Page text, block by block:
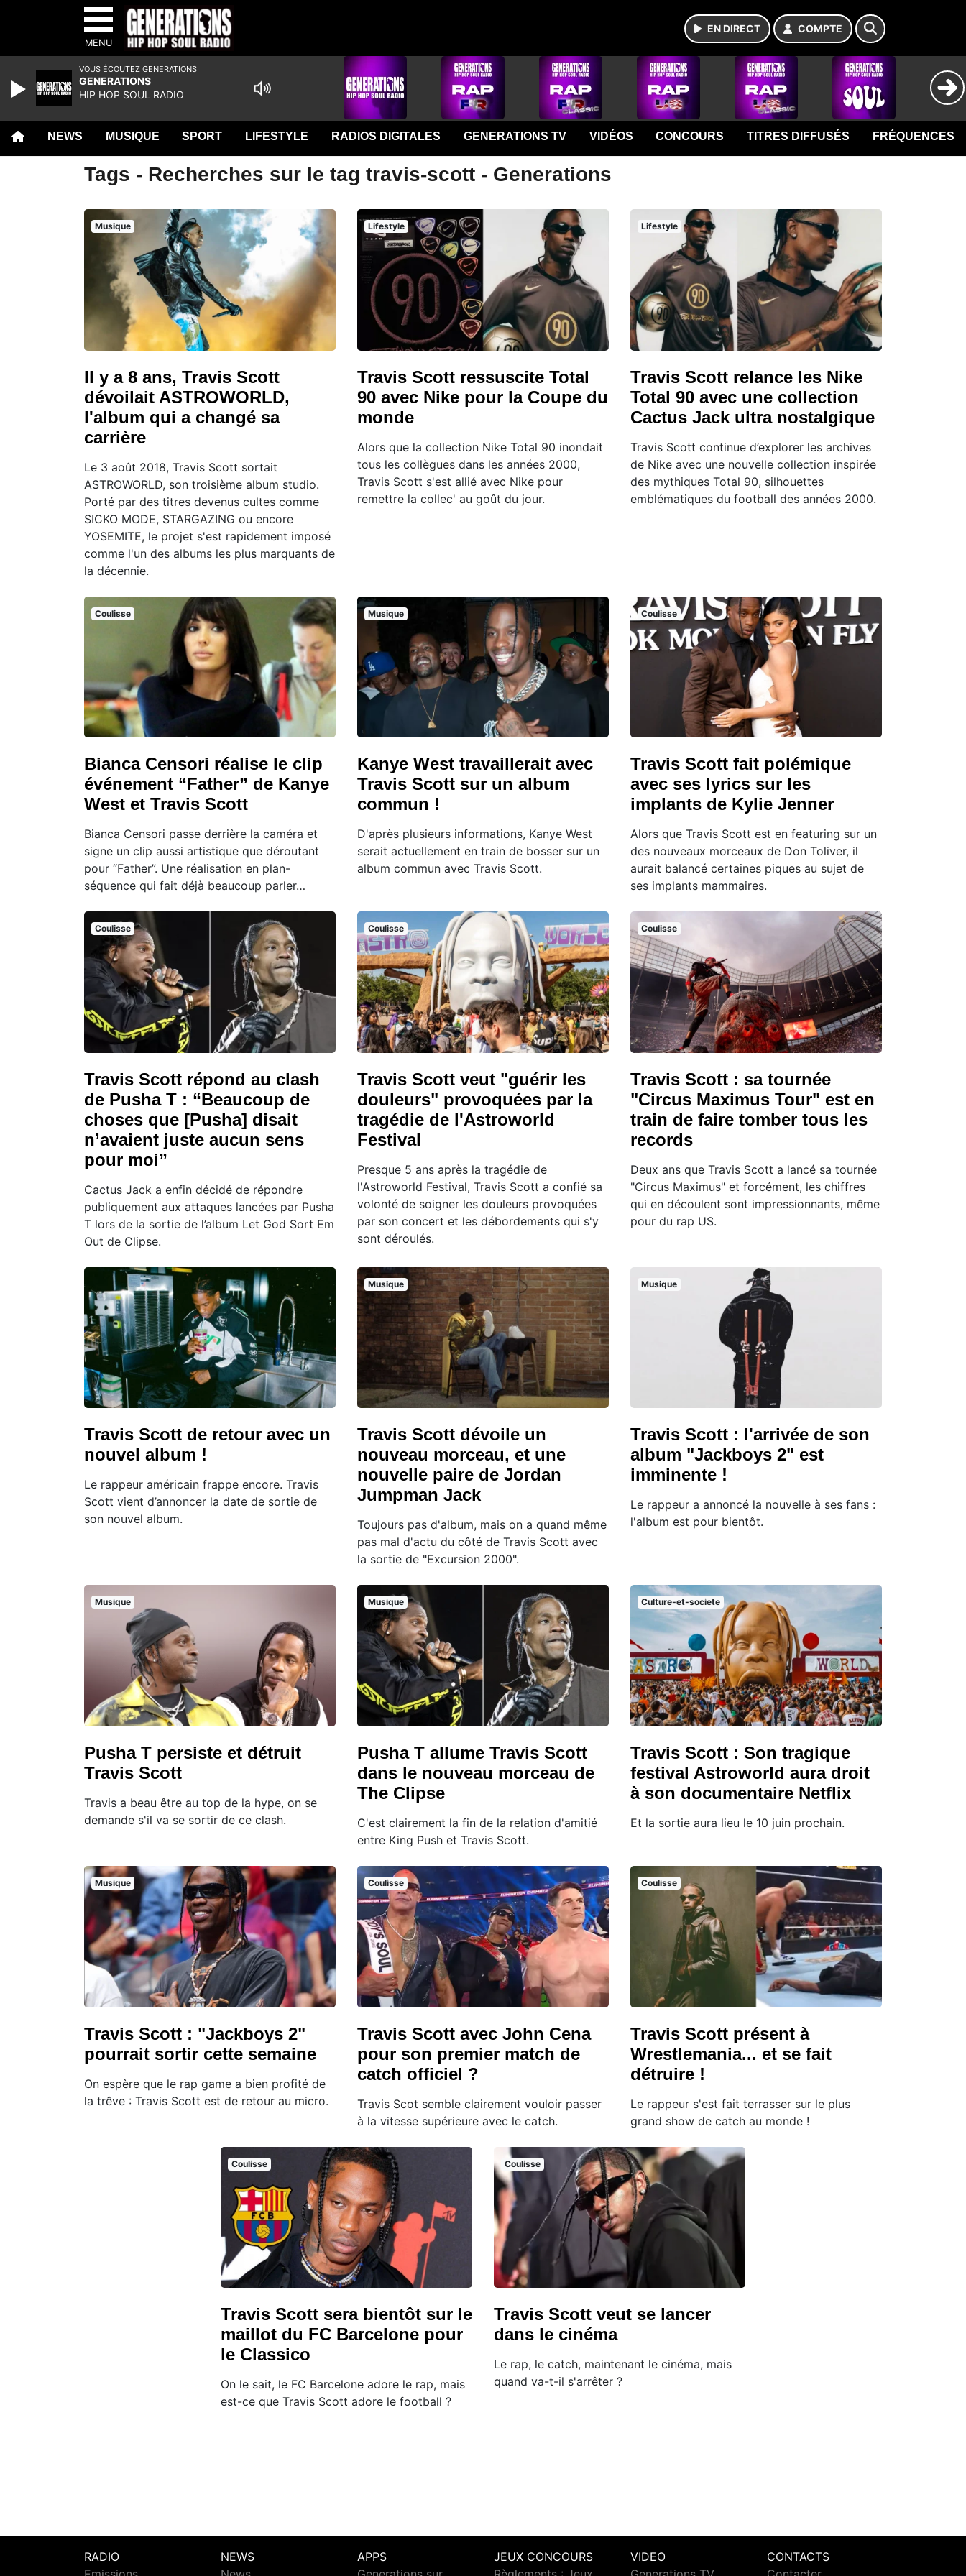
MENU
EN DIRECT COMPTE
NEWS MUSIQUE SPORT LIFESTYLE RADIOS DIGITALES GENERATIONS TV VIDÉOS CONCOURS TITRES DIFFUSÉS FRÉQUENCES
Tags - Recherches sur le tag travis-scott - Generations
Musique
Il y a 8 ans, Travis Scott
dévoilait ASTROWORLD,
l'album qui a changé sa
carrière
Le 3 août 2018, Travis Scott sortait
ASTROWORLD, son troisième album studio.
Porté par des titres devenus cultes comme
SICKO MODE, STARGAZING ou encore
YOSEMITE, le projet s'est rapidement imposé
comme l'un des albums les plus marquants de
la décennie.
Lifestyle
Travis Scott ressuscite Total
90 avec Nike pour la Coupe du
monde
Alors que la collection Nike Total 90 inondait
tous les collègues dans les années 2000,
Travis Scott s'est allié avec Nike pour
remettre la collec' au goût du jour.
Lifestyle
Travis Scott relance les Nike
Total 90 avec une collection
Cactus Jack ultra nostalgique
Travis Scott continue d’explorer les archives
de Nike avec une nouvelle collection inspirée
des mythiques Total 90, silhouettes
emblématiques du football des années 2000.
Coulisse
Bianca Censori réalise le clip
événement “Father” de Kanye
West et Travis Scott
Bianca Censori passe derrière la caméra et
signe un clip aussi artistique que déroutant
pour “Father”. Une réalisation en plan-
séquence qui fait déjà beaucoup parler…
Musique
Kanye West travaillerait avec
Travis Scott sur un album
commun !
D'après plusieurs informations, Kanye West
serait actuellement en train de bosser sur un
album commun avec Travis Scott.
Coulisse
Travis Scott fait polémique
avec ses lyrics sur les
implants de Kylie Jenner
Alors que Travis Scott est en featuring sur un
des nouveaux morceaux de Don Toliver, il
aurait balancé certaines piques au sujet de
ses implants mammaires.
Coulisse
Travis Scott répond au clash
de Pusha T : “Beaucoup de
choses que [Pusha] disait
n’avaient juste aucun sens
pour moi”
Cactus Jack a enfin décidé de répondre
publiquement aux attaques lancées par Pusha
T lors de la sortie de l’album Let God Sort Em
Out de Clipse.
Coulisse
Travis Scott veut "guérir les
douleurs" provoquées par la
tragédie de l'Astroworld
Festival
Presque 5 ans après la tragédie de
l'Astroworld Festival, Travis Scott a confié sa
volonté de soigner les douleurs provoquées
par son concert et les débordements qui s'y
sont déroulés.
Coulisse
Travis Scott : sa tournée
"Circus Maximus Tour" est en
train de faire tomber tous les
records
Deux ans que Travis Scott a lancé sa tournée
"Circus Maximus" et forcément, les chiffres
qui en découlent sont impressionnants, même
pour du rap US.
Travis Scott de retour avec un
nouvel album !
Le rappeur américain frappe encore. Travis
Scott vient d’annoncer la date de sortie de
son nouvel album.
Musique
Travis Scott dévoile un
nouveau morceau, et une
nouvelle paire de Jordan
Jumpman Jack
Toujours pas d'album, mais on a quand même
pas mal d'actu du côté de Travis Scott avec
la sortie de "Excursion 2000".
Musique
Travis Scott : l'arrivée de son
album "Jackboys 2" est
imminente !
Le rappeur a annoncé la nouvelle à ses fans :
l'album est pour bientôt.
Musique
Pusha T persiste et détruit
Travis Scott
Travis a beau être au top de la hype, on se
demande s'il va se sortir de ce clash.
Musique
Pusha T allume Travis Scott
dans le nouveau morceau de
The Clipse
C'est clairement la fin de la relation d'amitié
entre King Push et Travis Scott.
Culture-et-societe
Travis Scott : Son tragique
festival Astroworld aura droit
à son documentaire Netflix
Et la sortie aura lieu le 10 juin prochain.
Musique
Travis Scott : "Jackboys 2"
pourrait sortir cette semaine
On espère que le rap game a bien profité de
la trêve : Travis Scott est de retour au micro.
Coulisse
Travis Scott avec John Cena
pour son premier match de
catch officiel ?
Travis Scot semble clairement vouloir passer
à la vitesse supérieure avec le catch.
Coulisse
Travis Scott présent à
Wrestlemania... et se fait
détruire !
Le rappeur s'est fait terrasser sur le plus
grand show de catch au monde !
Coulisse
Travis Scott sera bientôt sur le
maillot du FC Barcelone pour
le Classico
On le sait, le FC Barcelone adore le rap, mais
est-ce que Travis Scott adore le football ?
Coulisse
Travis Scott veut se lancer
dans le cinéma
Le rap, le catch, maintenant le cinéma, mais
quand va-t-il s'arrêter ?
RADIO
NEWS
APPS
JEUX CONCOURS
VIDEO
CONTACTS
VOUS ÉCOUTEZ GENERATIONS
GENERATIONS
HIP HOP SOUL RADIO